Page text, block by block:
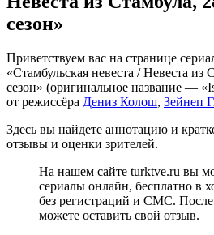
сезон»
Приветствуем вас на странице
«Стамбульская невеста / Невеста из
сезон» (оригинальное название —
от режиссёра Дениз Колош, Зейнеп
Здесь вы найдете аннотацию и
отзывы и оценки зрителей.
На нашем сайте turktve.ru вы
сериалы онлайн, бесплатно в
без регистраций и СМС.
можете оставить свой отзыв.